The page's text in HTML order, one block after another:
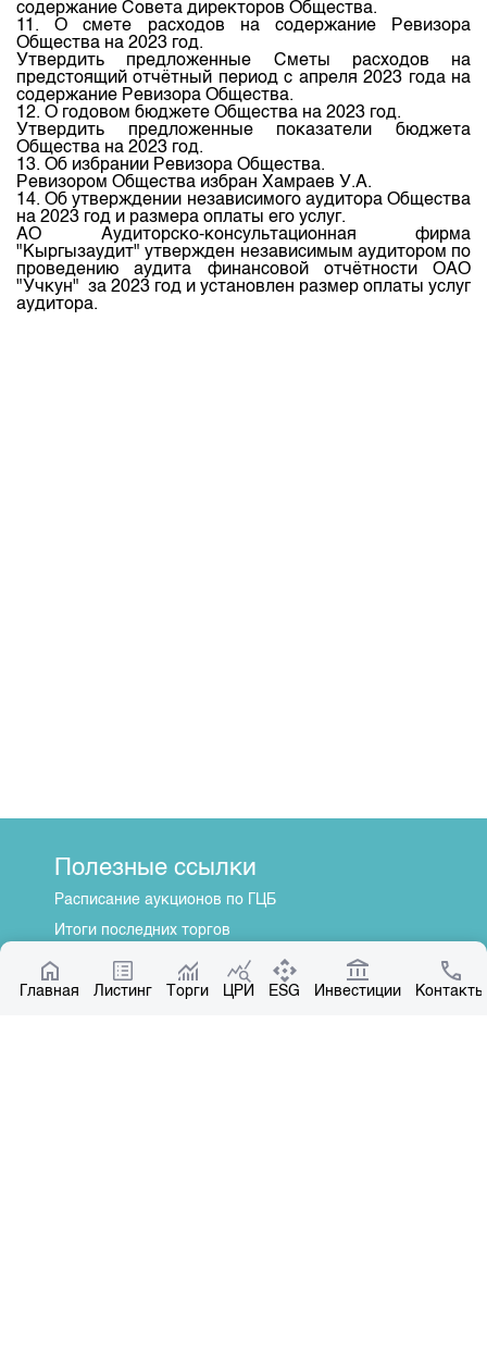
Главная Листинг Торги ЦРИ ESG Инвестиции Контакты
содержание Совета директоров Общества.
11. О смете расходов на содержание Ревизора
Общества на 2023 год.
Утвердить предложенные Сметы расходов на
предстоящий отчётный период с апреля 2023 года на
содержание Ревизора Общества.
12. О годовом бюджете Общества на 2023 год.
Утвердить предложенные показатели бюджета
Общества на 2023 год.
13. Об избрании Ревизора Общества.
Ревизором Общества избран Хамраев У.А.
14. Об утверждении независимого аудитора Общества
на 2023 год и размера оплаты его услуг.
АО Аудиторско-консультационная фирма
"Кыргызаудит" утвержден независимым аудитором по
проведению аудита финансовой отчётности ОАО
"Учкун" за 2023 год и установлен размер оплаты услуг
аудитора.
Полезные ссылки
Расписание аукционов по ГЦБ
Итоги последних торгов
Котировки по ЦБ
Центр раскрытия информации